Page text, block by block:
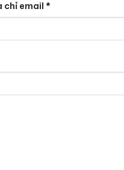
chỉ email *Bắt
buộc